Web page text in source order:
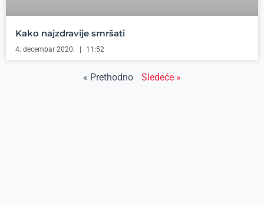
Kako najzdravije smršati
4. decembar 2020. 11:52
« Prethodno Sledeće »